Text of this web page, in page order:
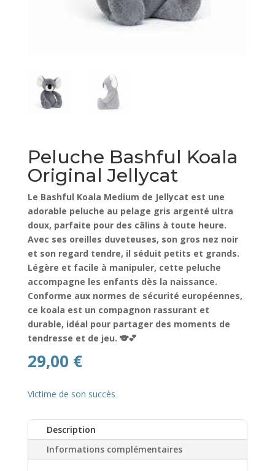
Peluche Bashful Koala
Original Jellycat
Le Bashful Koala Medium de Jellycat est une
adorable peluche au pelage gris argenté ultra
doux, parfaite pour des câlins à toute heure.
Avec ses oreilles duveteuses, son gros nez noir
et son regard tendre, il séduit petits et grands.
Légère et facile à manipuler, cette peluche
accompagne les enfants dès la naissance.
Conforme aux normes de sécurité européennes,
ce koala est un compagnon rassurant et
durable, idéal pour partager des moments de
tendresse et de jeu. 🐨💕
29,00 €
Victime de son succès
Description
Informations complémentaires